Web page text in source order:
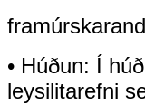
• Húðun: Í
leysilitarefni